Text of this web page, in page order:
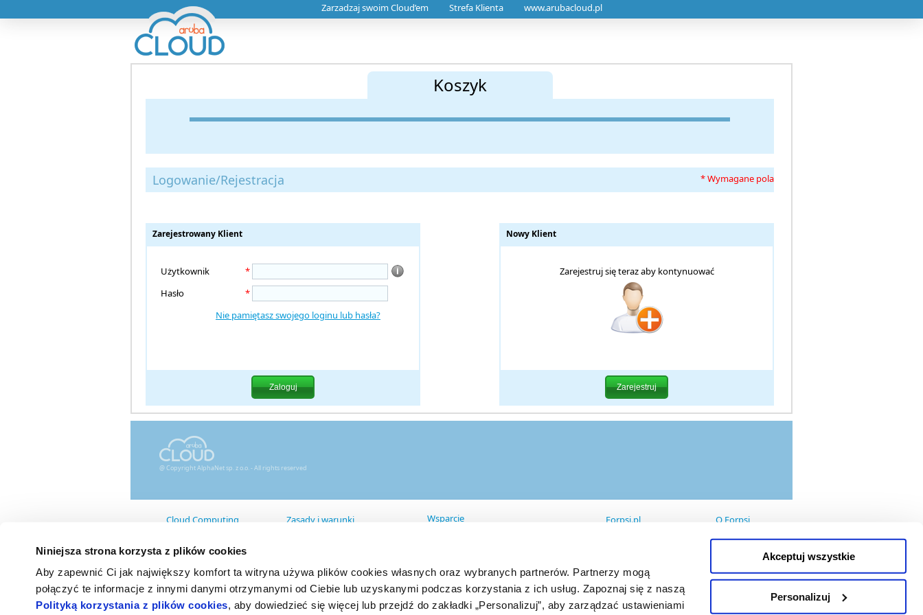
Niniejsza strona korzysta z plików cookies
Aby zapewnić Ci jak największy komfort ta witryna używa plików cookies własnych oraz wybranych partnerów. Partnerzy mogą
połączyć te informacje z innymi danymi otrzymanymi od Ciebie lub uzyskanymi podczas korzystania z ich usług. Zapoznaj się z naszą
Polityką korzystania z plików cookies, aby dowiedzieć się więcej lub przejdź do zakładki „Personalizuj”, aby zarządzać ustawieniami
Akceptuj wszystkie
Personalizuj
Zarzadzaj swoim Cloud’em Strefa Klienta www.arubacloud.pl
Koszyk
* Wymagane pola
Logowanie/Rejestracja
Zarejestrowany Klient
Użytkownik
*
Hasło
*
Nie pamiętasz swojego loginu lub hasła?
Nowy Klient
Zarejestruj się teraz aby kontynuować
@ Copyright AlphaNet sp. z o.o. - All rights reserved
Cloud Computing
Technologia
Interfejsy
Zapytania
Zasady i warunki
Ochrona danych
Cookies
Zarzadzaj Cookies
Wsparcie
Formularz kontaktowy
Kontakt
Forpsi.pl
Serwery Dedykowane
O Forpsi